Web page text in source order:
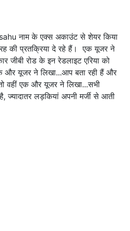
नाम के एक्स अकाउंट से शेयर किया
की प्रतक्रिया दे रहे हैं। एक यूजर ने
जीबी रोड के इन रेडलाइट एरिया को
और यूजर ने लिखा...आप बता रही हैं और
वहीं एक और यूजर ने लिखा...सभी
ज्यादातर लड़कियां अपनी मर्जी से आती